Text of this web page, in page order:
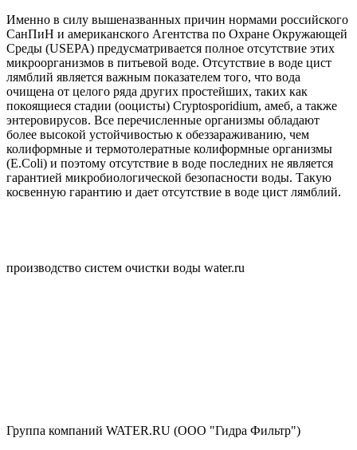
Именно в силу вышеназванных причин нормами российского
СанПиН и американского Агентства по Охране Окружающей
Среды (USEPA) предусматривается полное отсутствие этих
микроорганизмов в питьевой воде. Отсутствие в воде цист
лямблий является важным показателем того, что вода
очищена от целого ряда других простейших, таких как
покоящиеся стадии (ооцисты) Cryptosporidium, амеб, а также
энтеровирусов. Все перечисленные организмы обладают
более высокой устойчивостью к обеззараживанию, чем
колиформные и термотолератные колиформные организмы
(E.Coli) и поэтому отсутствие в воде последних не является
гарантией микробиологической безопасности воды. Такую
косвенную гарантию и дает отсутствие в воде цист лямблий.
производство систем очистки воды water.ru
Группа компаний WATER.RU (ООО "Гидра Фильтр")